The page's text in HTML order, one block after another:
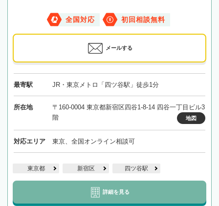
全国対応 初回相談無料
メールする
最寄駅 JR・東京メトロ「四ツ谷駅」徒歩1分
所在地
〒160-0004 東京都新宿区四谷1-8-14 四谷一丁目ビル3
階
地図
対応エリア 東京、全国オンライン相談可
東京都 新宿区 四ツ谷駅
詳細を見る